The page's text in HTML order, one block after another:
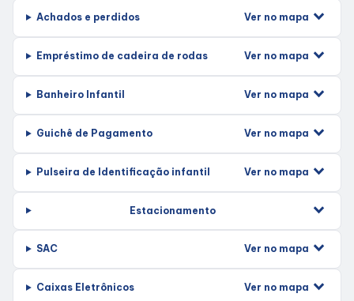
Entretenimento
Cinema
Eventos
Fique Por Dentro
Lojas e Restaurantes
Lojas
Achados e perdidos Ver no mapa
Empréstimo de cadeira de rodas Ver no mapa
Banheiro Infantil Ver no mapa
Guichê de Pagamento Ver no mapa
Pulseira de Identificação infantil Ver no mapa
Estacionamento
SAC Ver no mapa
Caixas Eletrônicos Ver no mapa